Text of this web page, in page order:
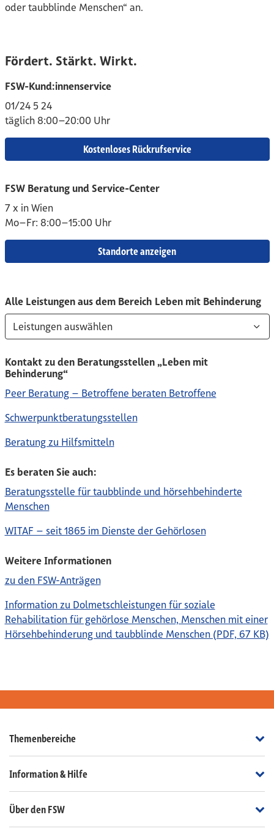
oder taubblinde Menschen“ an.
Fördert. Stärkt. Wirkt.
FSW-Kund:innenservice
01/24 5 24
täglich 8:00–20:00 Uhr
Kostenloses Rückrufservice
FSW Beratung und Service-Center
7 x in Wien
Mo–Fr: 8:00–15:00 Uhr
Standorte anzeigen
Alle Leistungen aus dem Bereich Leben mit Behinderung
Leistungen auswählen
Kontakt zu den Beratungsstellen „Leben mit
Behinderung“
Peer Beratung – Betroffene beraten Betroffene
Schwerpunktberatungsstellen
Beratung zu Hilfsmitteln
Es beraten Sie auch:
Beratungsstelle für taubblinde und hörsehbehinderte
Menschen
WITAF – seit 1865 im Dienste der Gehörlosen
Weitere Informationen
zu den FSW-Anträgen
Information zu Dolmetschleistungen für soziale
Rehabilitation für gehörlose Menschen, Menschen mit einer
Hörsehbehinderung und taubblinde Menschen (PDF, 67 KB)
Themenbereiche
Information & Hilfe
Über den FSW